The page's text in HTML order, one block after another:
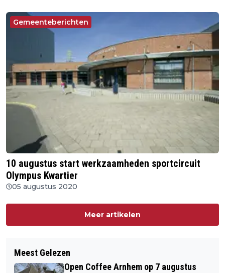
Gemeenteberichten
10 augustus start werkzaamheden sportcircuit
Olympus Kwartier
05 augustus 2020
Meer artikelen
Meest Gelezen
Open Coffee Arnhem op 7 augustus